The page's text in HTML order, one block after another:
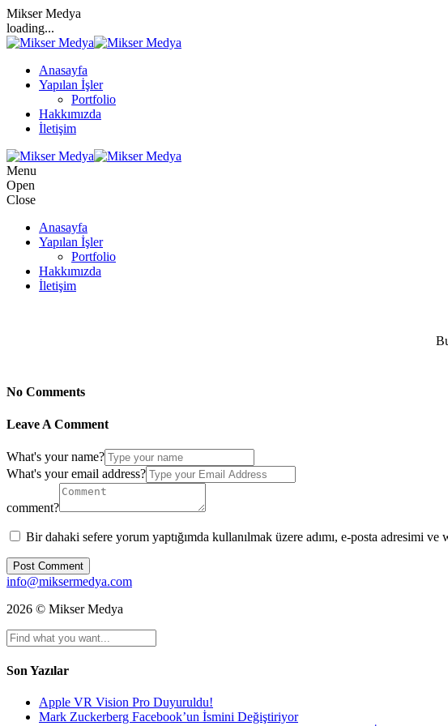
Mikser Medya
loading...
Anasayfa
Yapılan İşler
Portfolio
Hakkımızda
İletişim
Menu
Open
Close
Anasayfa
Yapılan İşler
Portfolio
Hakkımızda
İletişim
No Comments
Leave A Comment
What's your name?
What's your email address?
comment?
Bir dahaki sefere yorum yaptığımda kullanılmak üzere adımı, e-posta adresimi ve
info@miksermedya.com
2026 © Mikser Medya
Son Yazılar
Apple VR Vision Pro Duyuruldu!
Mark Zuckerberg Facebook’un İsmini Değiştiriyor